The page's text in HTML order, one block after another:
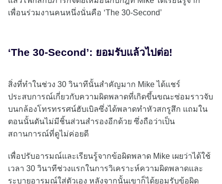
เพื่อนร่วมงานคนหนึ่งนั่นคือ ‘The 30-Second’
‘The 30-Second’: ยอมรับแล้วไปต่อ!
สิ่งที่ทำในช่วง 30 วินาทีนั้นสำคัญมาก Mike ได้แชร์
ประสบการณ์เกี่ยวกับความผิดพลาดที่เกิดขึ้นขณะซ่อมราวจับ
บนกล้องโทรทรรศน์ฮับเบิลซึ่งได้พลาดทำหัวสกรูสึก แถมใน
ตอนนั้นดันไม่มีชิ้นส่วนสำรองอีกด้วย ซึ่งถือว่าเป็น
สถานการณ์ที่ดูไม่ค่อยดี
เพื่อปรับอารมณ์และเรียนรู้จากข้อผิดพลาด Mike เผยว่าได้ใช้
เวลา 30 วินาทีช่วงแรกในการวิเคราะห์ความผิดพลาดและ
ระบายอารมณ์ใส่ตัวเอง หลังจากนั้นเขาก็ได้ยอมรับข้อผิด